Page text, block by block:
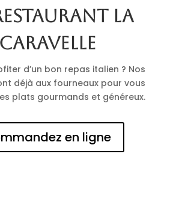
La
Caravelle
d’un bon repas italien ? Nos
déjà aux fourneaux pour vous
plats gourmands et généreux.
en ligne